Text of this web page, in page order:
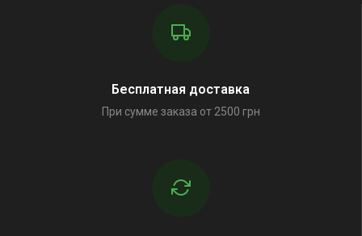
Бесплатная доставка
При сумме заказа от 2500 грн